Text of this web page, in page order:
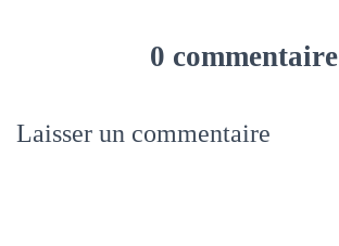
0 commentaire
Laisser un commentaire